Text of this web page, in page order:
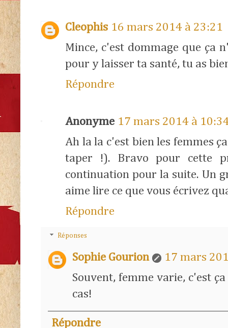
Cleophis 16 mars 2014 à 23:21
Mince, c'est dommage que ça
pour y laisser ta santé, tu as
Répondre
Anonyme 17 mars 2014 à
Ah la la c'est bien les femmes
taper !). Bravo pour cette
continuation pour la suite. Un
aime lire ce que vous écrivez
Répondre
Réponses
Sophie Gourion
17 mars
Souvent, femme varie, c'est
cas!
Répondre